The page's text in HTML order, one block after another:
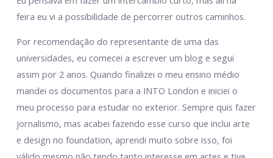
feira eu vi a possibilidade de percorrer outros caminhos.
Por recomendação do representante de uma das
universidades, eu comecei a escrever um blog e segui
assim por 2 anos. Quando finalizei o meu ensino médio
mandei os documentos para a INTO London e iniciei o
meu processo para estudar no exterior. Sempre quis fazer
jornalismo, mas acabei fazendo esse curso que inclui arte
e design no foundation, aprendi muito sobre isso, foi